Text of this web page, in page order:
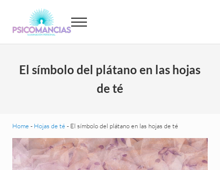
Psicomancias
Menu
El símbolo del plátano en las hojas
de té
Home - Hojas de té - El símbolo del plátano en las hojas de té